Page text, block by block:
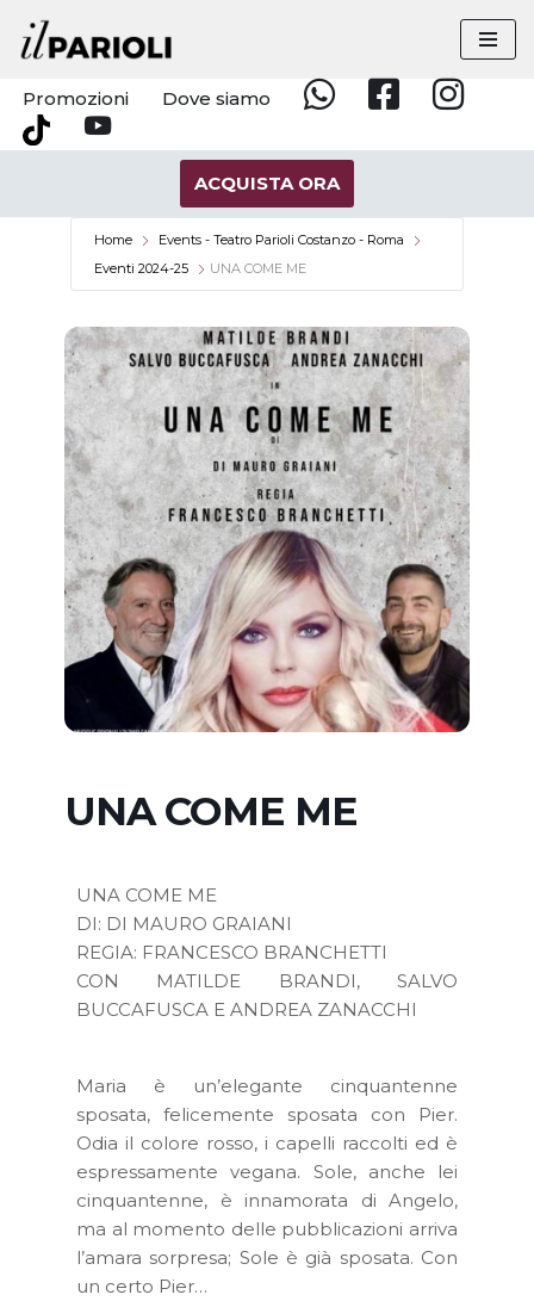
Vai
al
contenuto
Promozioni Dove siamo
WhatsappFacebookInstagram
Tik
YouTube
ACQUISTA ORA
Home
Events - Teatro Parioli Costanzo - Roma
Eventi 2024-25
UNA COME ME
UNA COME ME
UNA COME ME
DI: DI MAURO GRAIANI
REGIA: FRANCESCO BRANCHETTI
CON MATILDE BRANDI, SALVO
BUCCAFUSCA E ANDREA ZANACCHI
Maria è un’elegante cinquantenne
sposata, felicemente sposata con Pier.
Odia il colore rosso, i capelli raccolti ed è
espressamente vegana. Sole, anche lei
cinquantenne, è innamorata di Angelo,
ma al momento delle pubblicazioni arriva
l’amara sorpresa; Sole è già sposata. Con
un certo Pier…